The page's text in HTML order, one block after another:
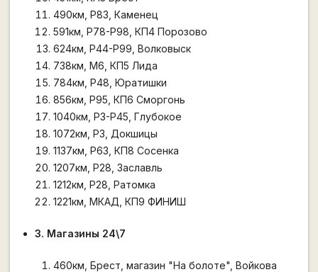
490км, Р83, Каменец
591км, Р78-Р98, КП4 Порозово
624км, Р44-Р99, Волковыск
738км, М6, КП5 Лида
784км, Р48, Юратишки
856км, Р95, КП6 Сморгонь
1040км, Р3-Р45, Глубокое
1072км, Р3, Докшицы
1137км, Р63, КП8 Сосенка
1207км, Р28, Заславль
1212км, Р28, Ратомка
1221км, МКАД, КП9 ФИНИШ
3. Магазины 24\7
460км, Брест, магазин "На болоте", Войкова